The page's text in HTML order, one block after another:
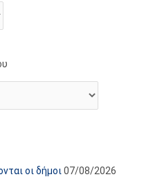
οι δήμοι07/08/2026